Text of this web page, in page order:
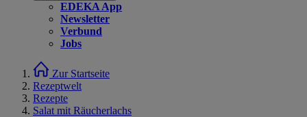
EDEKA App
Newsletter
Verbund
Jobs
Zur Startseite
Rezeptwelt
Rezepte
Salat mit Räucherlachs